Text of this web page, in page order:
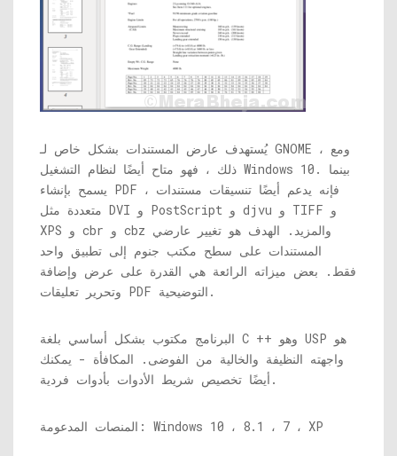
يُستهدف عارض المستندات بشكل خاص لـ GNOME ، ومع
ذلك ، فهو متاح أيضًا لنظام التشغيل Windows 10. بينما
يسمح بإنشاء PDF ، فإنه يدعم أيضًا تنسيقات مستندات
متعددة مثل DVI و PostScript و djvu و TIFF و
XPS و cbr و cbz والمزيد. الهدف هو تغيير عارضي
المستندات على سطح مكتب جنوم إلى تطبيق واحد
فقط. بعض ميزاته الرائعة هي القدرة على عرض وإضافة
وتحرير تعليقات PDF التوضيحية.
البرنامج مكتوب بشكل أساسي بلغة C ++ وهو USP هو
واجهته النظيفة والخالية من الفوضى. المكافأة - يمكنك
أيضًا تخصيص شريط الأدوات بأدوات فردية.
المنصات المدعومة: Windows 10 ، 8.1 ، 7 ، XP